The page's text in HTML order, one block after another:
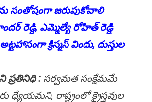
సంతోషంగా జరుపుకోవాలి
రెడ్డి, ఎమ్మెల్యే రోహిత్ రెడ్డి
క్రిస్మస్ విందు, దుస్తుల
ప్ర‌తినిధి : స‌ర్వ‌మ‌త సంక్షేమ‌మే
ధ్యేయ‌మ‌ని, రాష్ట్రంలో క్రైస్త‌వుల‌